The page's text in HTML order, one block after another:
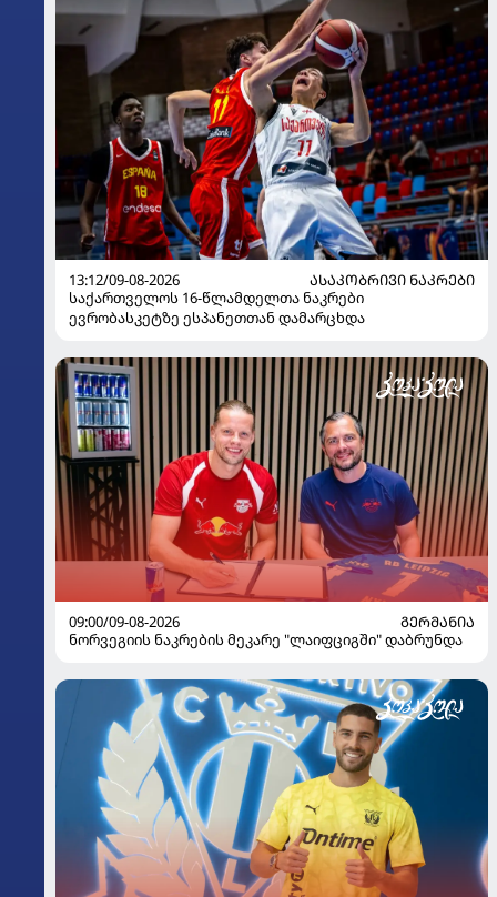
13:12/09-08-2026
ᲐᲡᲐᲙᲝᲑᲠᲘᲕᲘ ᲜᲐᲙᲠᲔᲑᲘ
საქართველოს 16-წლამდელთა ნაკრები
ევრობასკეტზე ესპანეთთან დამარცხდა
09:00/09-08-2026
ᲒᲔᲠᲛᲐᲜᲘᲐ
ნორვეგიის ნაკრების მეკარე "ლაიფციგში" დაბრუნდა